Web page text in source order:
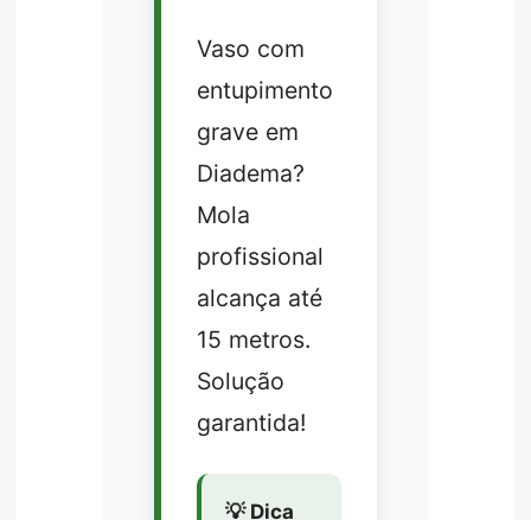
Vaso com
entupimento
grave em
Diadema?
Mola
profissional
alcança até
15 metros.
Solução
garantida!
💡 Dica